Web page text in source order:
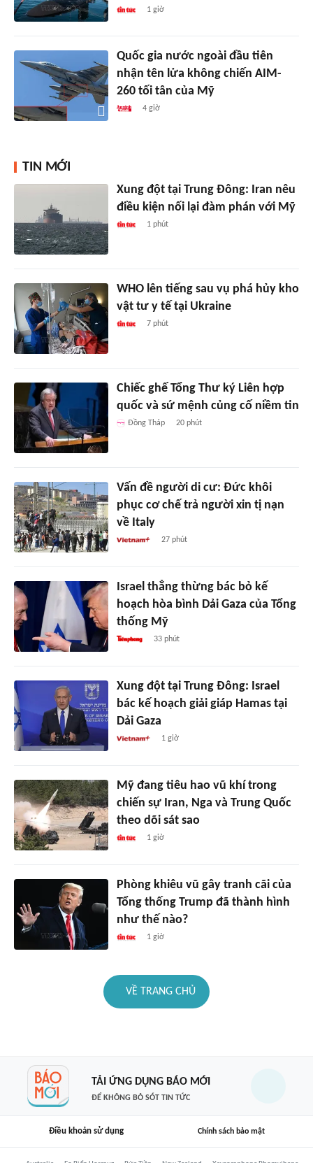
1 giờ
Quốc gia nước ngoài đầu tiên
nhận tên lửa không chiến AIM-
260 tối tân của Mỹ
4 giờ
TIN MỚI
Xung đột tại Trung Đông: Iran nêu
điều kiện nối lại đàm phán với Mỹ
1 phút
WHO lên tiếng sau vụ phá hủy kho
vật tư y tế tại Ukraine
7 phút
Chiếc ghế Tổng Thư ký Liên hợp
quốc và sứ mệnh củng cố niềm tin
Đồng Tháp 20 phút
Vấn đề người di cư: Đức khôi
phục cơ chế trả người xin tị nạn
về Italy
27 phút
Israel thẳng thừng bác bỏ kế
hoạch hòa bình Dải Gaza của Tổng
thống Mỹ
33 phút
Xung đột tại Trung Đông: Israel
bác kế hoạch giải giáp Hamas tại
Dải Gaza
1 giờ
Mỹ đang tiêu hao vũ khí trong
chiến sự Iran, Nga và Trung Quốc
theo dõi sát sao
1 giờ
Phòng khiêu vũ gây tranh cãi của
Tổng thống Trump đã thành hình
như thế nào?
1 giờ
VỀ TRANG CHỦ
TẢI ỨNG DỤNG BÁO MỚI
ĐỂ KHÔNG BỎ SÓT TIN TỨC
Điều khoản sử dụng Chính sách bảo mật